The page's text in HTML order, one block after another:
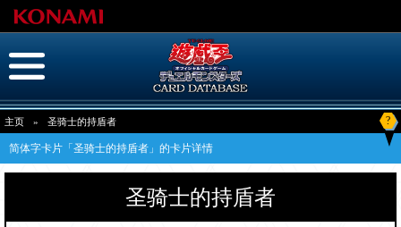
主页 » 圣骑士的持盾者 ?
简体字卡片「圣骑士的持盾者」的卡片详情
圣骑士的持盾者